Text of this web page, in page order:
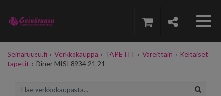
Seinaruusu.fi › Verkkokauppa › TAPETIT › Väreittäin › Keltaiset
tapetit › Diner MISI 8934 21 21